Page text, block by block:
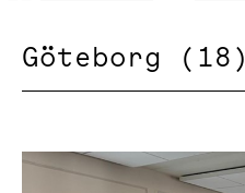
Göteborg (18)
Regnbågsgatan 3